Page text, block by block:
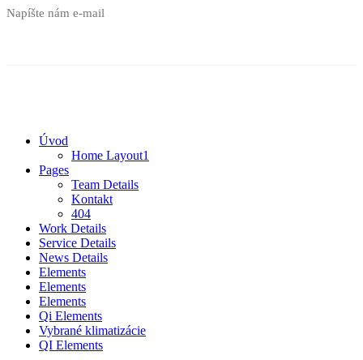
Napíšte nám e-mail
Úvod
Home Layout1
Pages
Team Details
Kontakt
404
Work Details
Service Details
News Details
Elements
Elements
Elements
Qi Elements
Vybrané klimatizácie
QI Elements